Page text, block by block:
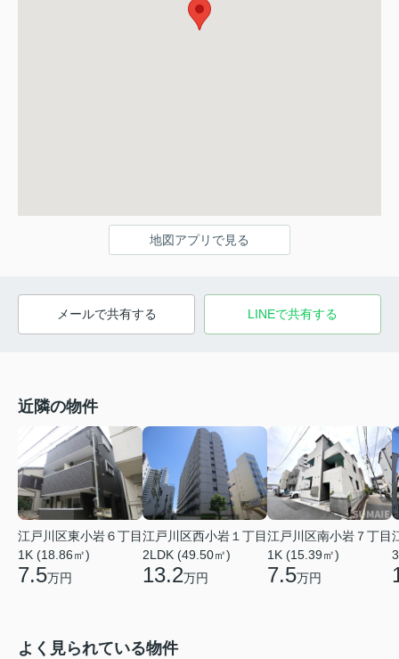
地図アプリで見る
メールで共有する LINEで共有する
近隣の物件
江戸川区東小岩６丁目
1K (18.86㎡)
7.5万円
江戸川区西小岩１丁目
2LDK (49.50㎡)
13.2万円
江戸川区南小岩７丁目
1K (15.39㎡)
7.5万円
よく見られている物件